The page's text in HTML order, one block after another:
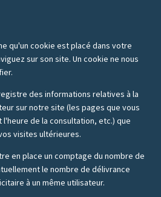
qu'un cookie est placé dans votre
sur son site. Un cookie ne nous
des informations relatives à la
sur notre site (les pages que vous
de la consultation, etc.) que
visites ultérieures.
en place un comptage du nombre de
le nombre de délivrance
à un même utilisateur.